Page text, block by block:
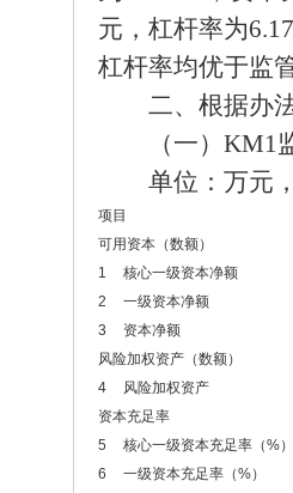
元，杠杆率为
杠杆率均优于监
二、根据办法
（一）KM1监
单位：万元
项目
可用资本（数额）
1
核心一级资本净额
2
一级资本净额
3
资本净额
风险加权资产（数额）
4
风险加权资产
资本充足率
5
核心一级资本充足率（%）
6
一级资本充足率（%）